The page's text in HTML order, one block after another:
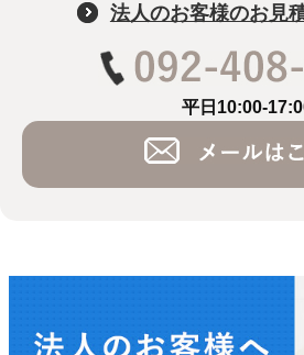
法人のお客様のお見
平日10:00-